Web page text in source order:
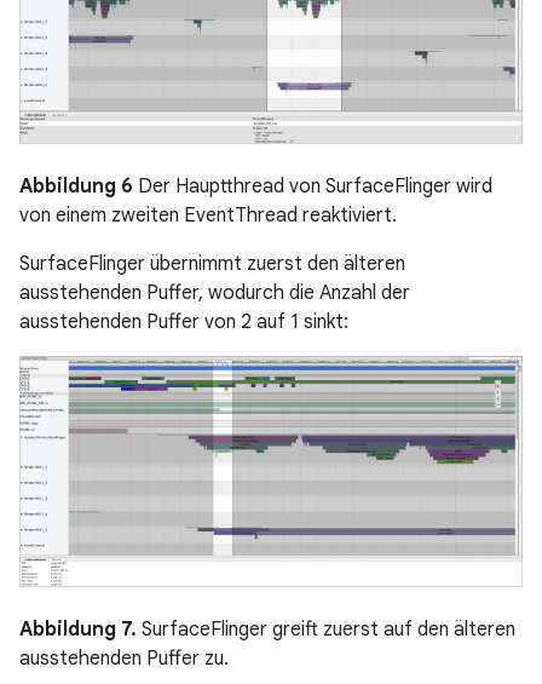
Abbildung 6 Der Hauptthread von SurfaceFlinger wird
von einem zweiten EventThread reaktiviert.
SurfaceFlinger übernimmt zuerst den älteren
ausstehenden Puffer, wodurch die Anzahl der
ausstehenden Puffer von 2 auf 1 sinkt:
Abbildung 7. SurfaceFlinger greift zuerst auf den älteren
ausstehenden Puffer zu.